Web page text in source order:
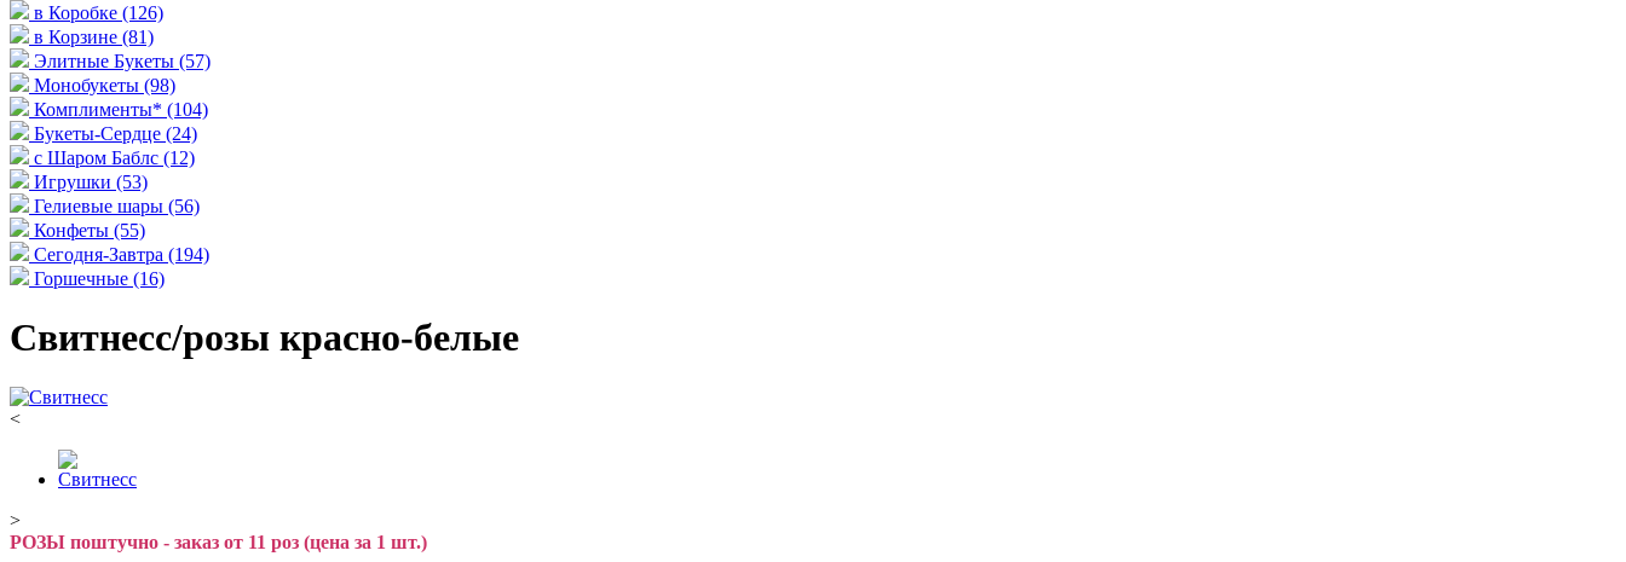
в Коробке (126)
в Корзине (81)
Элитные Букеты (57)
Монобукеты (98)
Комплименты* (104)
Букеты-Сердце (24)
с Шаром Баблс (12)
Игрушки (53)
Гелиевые шары (56)
Конфеты (55)
Сегодня-Завтра (194)
Горшечные (16)
Свитнесс/розы красно-белые
<
>
РОЗЫ поштучно - заказ от 11 роз (цена за 1 шт.)